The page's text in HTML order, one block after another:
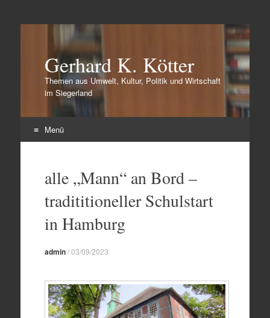
Gerhard K. Kötter
Themen aus Umwelt, Kultur, Politik und Wirtschaft
im Siegerland
Menü
springenalle „Mann“ an Bord –
tradititioneller Schulstart
in Hamburg
admin/03/09/2023